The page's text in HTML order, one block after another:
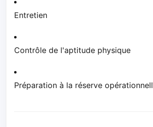
Entretien
Contrôle de l'aptitude physique
Préparation à la réserve